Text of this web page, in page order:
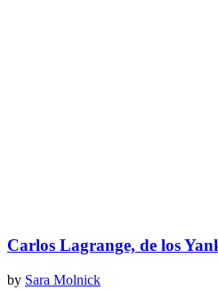
Carlos Lagrange, de los
by Sara Molnick